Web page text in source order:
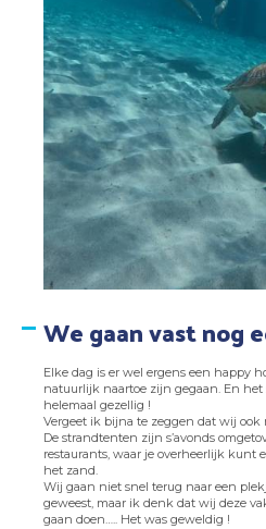
We gaan vast nog
Elke dag is er wel ergens een happy
natuurlijk naartoe zijn gegaan. En
helemaal gezellig !
Vergeet ik bijna te zeggen dat wij
De strandtenten zijn s’avonds
restaurants, waar je overheerlijk kunt
het zand.
Wij gaan niet snel terug naar een
geweest, maar ik denk dat wij deze
gaan doen….. Het was geweldig !